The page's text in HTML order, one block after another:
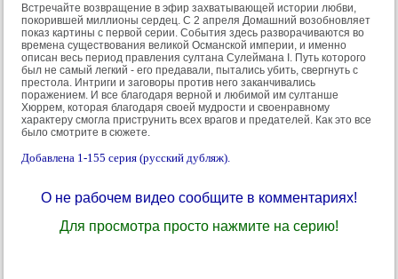
Встречайте возвращение в эфир захватывающей истории любви,
покорившей миллионы сердец. С 2 апреля Домашний возобновляет
показ картины с первой серии. События здесь разворачиваются во
времена существования великой Османской империи, и именно
описан весь период правления султана Сулеймана I. Путь которого
был не самый легкий - его предавали, пытались убить, свергнуть с
престола. Интриги и заговоры против него заканчивались
поражением. И все благодаря верной и любимой им султанше
Хюррем, которая благодаря своей мудрости и своенравному
характеру смогла приструнить всех врагов и предателей. Как это все
было смотрите в сюжете.
Добавлена 1-155 серия (русский дубляж).
О не рабочем видео сообщите в комментариях!
Для просмотра просто нажмите на серию!